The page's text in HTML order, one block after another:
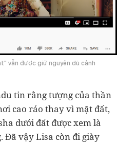
vẫn được giữ nguyên dù cảnh
tin rằng tượng của thần
cao ráo thay vì mặt đất,
dưới đất được xem là
Đã vậy Lisa còn đi giày